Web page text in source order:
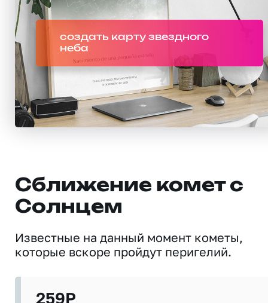
создать карту звездного
неба
Сближение комет с
Солнцем
Известные на данный момент кометы,
которые вскоре пройдут перигелий.
259P